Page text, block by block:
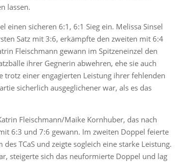
lassen.
sicheren 6:1, 6:1 Sieg ein. Melissa Sinsel
Satz mit 3:6, erkämpfte den zweiten mit 6:4
Fleischmann gewann im Spitzeneinzel den
ihrer Gegnerin abwehren, ehe sie auch
trotz einer engagierten Leistung ihrer fehlenden
sicherlich ausgeglichener war, als es das
Fleischmann/Maike Kornhuber, das nach
6:3 und 7:6 gewann. Im zweiten Doppel feierte
TCaS und zeigte sogleich eine starke Leistung.
steigerte sich das neuformierte Doppel und lag